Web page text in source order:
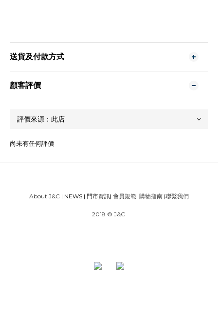
送貨及付款方式
顧客評價
尚未有任何評價
About J&C | NEWS | 門市資訊| 會員規範| 購物指南 |聯繫我們
2018 © J&C